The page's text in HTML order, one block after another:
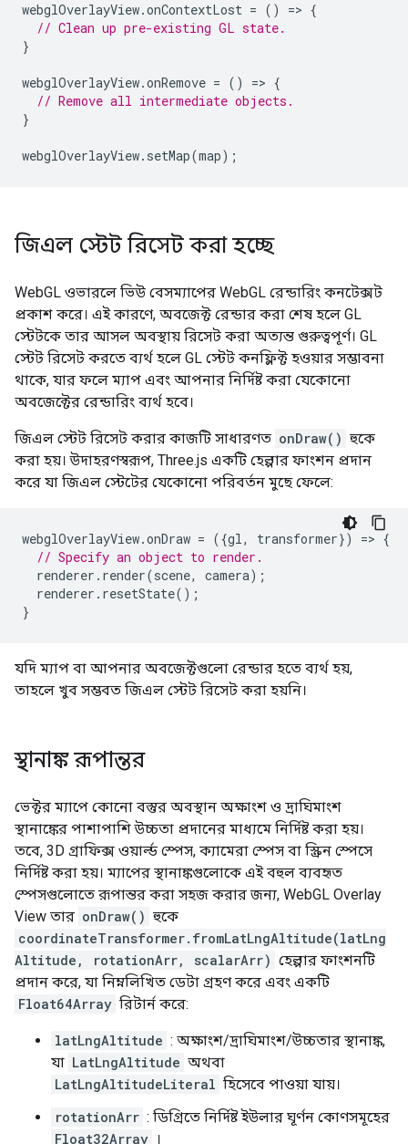
webglOverlayView.onContextLost = () => {
// Clean up pre-existing GL state.
}
webglOverlayView.onRemove = () => {
// Remove all intermediate objects.
}
webglOverlayView. setMap(map);
জিএল স্টেট রিসেট করা হচ্ছে
WebGL ওভারলে ভিউ বেসম্যাপের WebGL রেন্ডারিং কনটেক্সট
প্রকাশ করে। এই কারণে, অবজেক্ট রেন্ডার করা শেষ হলে GL
স্টেটকে তার আসল অবস্থায় রিসেট করা অত্যন্ত গুরুত্বপূর্ণ। GL
স্টেট রিসেট করতে ব্যর্থ হলে GL স্টেট কনফ্লিক্ট হওয়ার সম্ভাবনা
থাকে, যার ফলে ম্যাপ এবং আপনার নির্দিষ্ট করা যেকোনো
অবজেক্টের রেন্ডারিং ব্যর্থ হবে।
জিএল স্টেট রিসেট করার কাজটি সাধারণত onDraw() হুকে
করা হয়। উদাহরণস্বরূপ, Three.js একটি হেল্পার ফাংশন প্রদান
করে যা জিএল স্টেটের যেকোনো পরিবর্তন মুছে ফেলে:
webglOverlayView.onDraw = ({gl, transformer}) => {
// Specify an object to render.
renderer . render(scene, camera);
renderer . resetState();
}
যদি ম্যাপ বা আপনার অবজেক্টগুলো রেন্ডার হতে ব্যর্থ হয়,
তাহলে খুব সম্ভবত জিএল স্টেট রিসেট করা হয়নি।
স্থানাঙ্ক রূপান্তর
ভেক্টর ম্যাপে কোনো বস্তুর অবস্থান অক্ষাংশ ও দ্রাঘিমাংশ
স্থানাঙ্কের পাশাপাশি উচ্চতা প্রদানের মাধ্যমে নির্দিষ্ট করা হয়।
তবে, 3D গ্রাফিক্স ওয়ার্ল্ড স্পেস, ক্যামেরা স্পেস বা স্ক্রিন স্পেসে
নির্দিষ্ট করা হয়। ম্যাপের স্থানাঙ্কগুলোকে এই বহুল ব্যবহৃত
স্পেসগুলোতে রূপান্তর করা সহজ করার জন্য, WebGL Overlay
View তার onDraw() হুকে
coordinateTransformer.fromLatLngAltitude(latLng
Altitude, rotationArr, scalarArr) হেল্পার ফাংশনটি
প্রদান করে, যা নিম্নলিখিত ডেটা গ্রহণ করে এবং একটি
Float64Array রিটার্ন করে:
latLngAltitude : অক্ষাংশ/দ্রাঘিমাংশ/উচ্চতার স্থানাঙ্ক,
যা LatLngAltitude অথবা
LatLngAltitudeLiteral হিসেবে পাওয়া যায়।
rotationArr : ডিগ্রিতে নির্দিষ্ট ইউলার ঘূর্ণন কোণসমূহের
Float32Array ।